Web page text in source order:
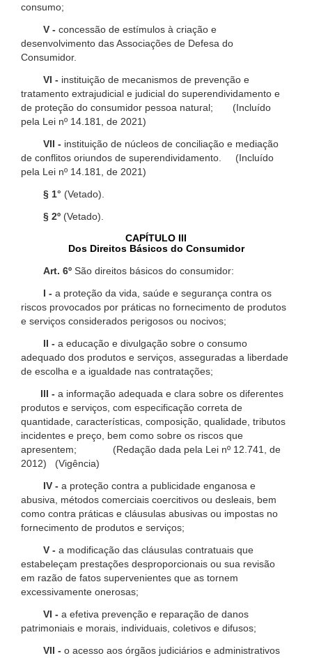
consumo;
V - concessão de estímulos à criação e
desenvolvimento das Associações de Defesa do
Consumidor.
VI - instituição de mecanismos de prevenção e
tratamento extrajudicial e judicial do superendividamento e
de proteção do consumidor pessoa natural; (Incluído
pela Lei nº 14.181, de 2021)
VII - instituição de núcleos de conciliação e mediação
de conflitos oriundos de superendividamento. (Incluído
pela Lei nº 14.181, de 2021)
§ 1° (Vetado).
§ 2º (Vetado).
CAPÍTULO III
Dos Direitos Básicos do Consumidor
Art. 6º São direitos básicos do consumidor:
I - a proteção da vida, saúde e segurança contra os
riscos provocados por práticas no fornecimento de produtos
e serviços considerados perigosos ou nocivos;
II - a educação e divulgação sobre o consumo
adequado dos produtos e serviços, asseguradas a liberdade
de escolha e a igualdade nas contratações;
III - a informação adequada e clara sobre os diferentes
produtos e serviços, com especificação correta de
quantidade, características, composição, qualidade, tributos
incidentes e preço, bem como sobre os riscos que
apresentem; (Redação dada pela Lei nº 12.741, de
2012) (Vigência)
IV - a proteção contra a publicidade enganosa e
abusiva, métodos comerciais coercitivos ou desleais, bem
como contra práticas e cláusulas abusivas ou impostas no
fornecimento de produtos e serviços;
V - a modificação das cláusulas contratuais que
estabeleçam prestações desproporcionais ou sua revisão
em razão de fatos supervenientes que as tornem
excessivamente onerosas;
VI - a efetiva prevenção e reparação de danos
patrimoniais e morais, individuais, coletivos e difusos;
VII - o acesso aos órgãos judiciários e administrativos